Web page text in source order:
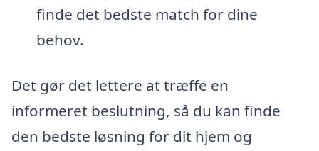
finde det bedste match for dine
behov.
Det gør det lettere at træffe en
informeret beslutning, så du kan finde
den bedste løsning for dit hjem og